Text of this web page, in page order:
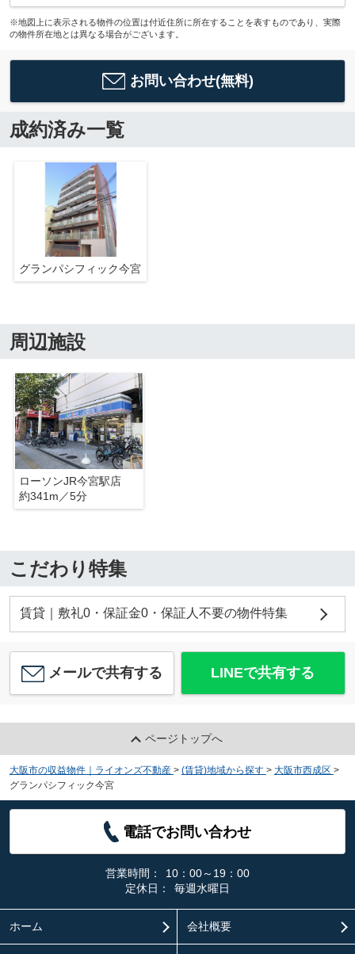
※地図上に表示される物件の位置は付近住所に所在することを表すものであり、実際
の物件所在地とは異なる場合がございます。
お問い合わせ(無料)
成約済み一覧
グランパシフィック今宮
周辺施設
ローソンJR今宮駅店
約341m／5分
こだわり特集
賃貸｜敷礼0・保証金0・保証人不要の物件特集
メールで共有する LINEで共有する
ページトップへ
大阪市の収益物件｜ライオンズ不動産 > (賃貸)地域から探す > 大阪市西成区 >
グランパシフィック今宮
電話でお問い合わせ
営業時間：
10：00～19：00
定休日：
毎週水曜日
ホーム 会社概要